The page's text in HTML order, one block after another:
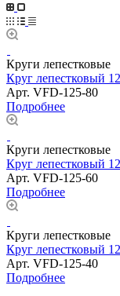
Круги лепестковые
Круг лепестковый
Арт. VFD-125-80
Подробнее
Круги лепестковые
Круг лепестковый
Арт. VFD-125-60
Подробнее
Круги лепестковые
Круг лепестковый
Арт. VFD-125-40
Подробнее